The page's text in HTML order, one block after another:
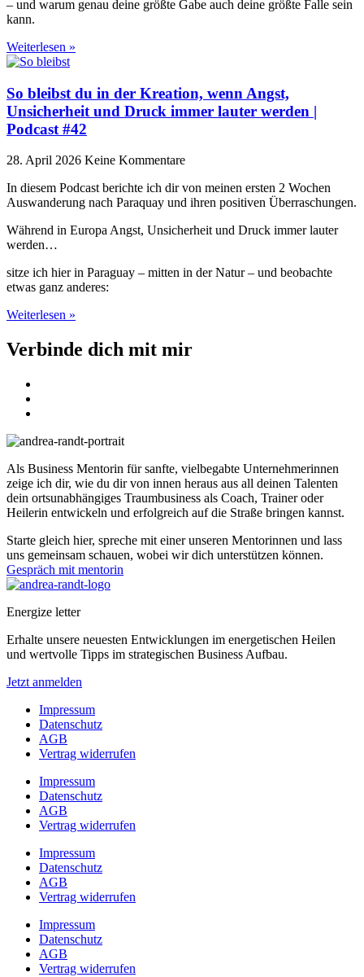
– und warum genau deine größte Gabe auch deine größte Falle sein
kann.
Weiterlesen »
So bleibst du in der Kreation, wenn Angst,
Unsicherheit und Druck immer lauter werden |
Podcast #42
28. April 2026 Keine Kommentare
In diesem Podcast berichte ich dir von meinen ersten 2 Wochen
Auswanderung nach Paraquay und ihren positiven Überraschungen.
Während in Europa Angst, Unsicherheit und Druck immer lauter
werden…
sitze ich hier in Paraguay – mitten in der Natur – und beobachte
etwas ganz anderes:
Weiterlesen »
Verbinde dich mit mir
Als Business Mentorin für sanfte, vielbegabte Unternehmerinnen
zeige ich dir, wie du dir von innen heraus aus all deinen Talenten
dein ortsunabhängiges Traumbusiness als Coach, Trainer oder
Heilerin entwickeln und erfolgreich auf die Straße bringen kannst.
Starte gleich hier, spreche mit einer unseren Mentorinnen und lass
uns gemeinsam schauen, wobei wir dich unterstützen können.
Gespräch mit mentorin
Energize letter
Erhalte unsere neuesten Entwicklungen im energetischen Heilen
und wertvolle Tipps im strategischen Business Aufbau.
Jetzt anmelden
Impressum
Datenschutz
AGB
Vertrag widerrufen
Impressum
Datenschutz
AGB
Vertrag widerrufen
Impressum
Datenschutz
AGB
Vertrag widerrufen
Impressum
Datenschutz
AGB
Vertrag widerrufen